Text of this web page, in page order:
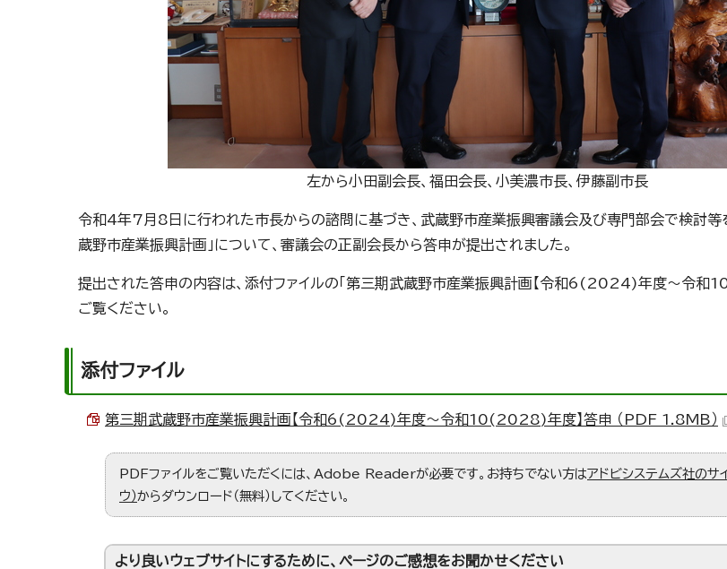
左から小田副会長、福田会長、小美濃市長、伊藤副市長
令和4年7月8日に行われた市長からの諮問に基づき、武蔵野市産業振興審議会及び専門部会で検討等
蔵野市産業振興計画」について、審議会の正副会長から答申が提出されました。
提出された答申の内容は、添付ファイルの「第三期武蔵野市産業振興計画【令和6(2024)年度～令和
ご覧ください。
添付ファイル
第三期武蔵野市産業振興計画【令和6(2024)年度～令和10(2028)年度】答申 （PDF 1.8MB）
PDFファイルをご覧いただくには、Adobe Readerが必要です。お持ちでない方はアドビシステムズ社のサ
ウ）からダウンロード（無料）してください。
より良いウェブサイトにするために、ページのご感想をお聞かせください